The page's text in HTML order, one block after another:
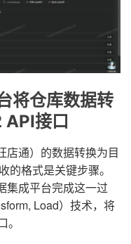
将仓库数据转
API接口
店通）的数据转换为目
的格式是关键步骤。
集成平台完成这一过
Load）技术，将